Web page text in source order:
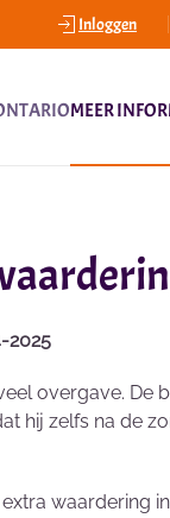
Inloggen
MEER
2025
overgave. De
hij zelfs na de
waardering